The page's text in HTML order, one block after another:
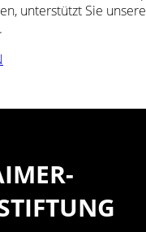
unterstützt Sie unsere